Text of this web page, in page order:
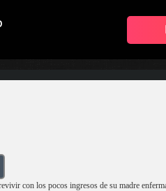
con los pocos ingresos de su madre